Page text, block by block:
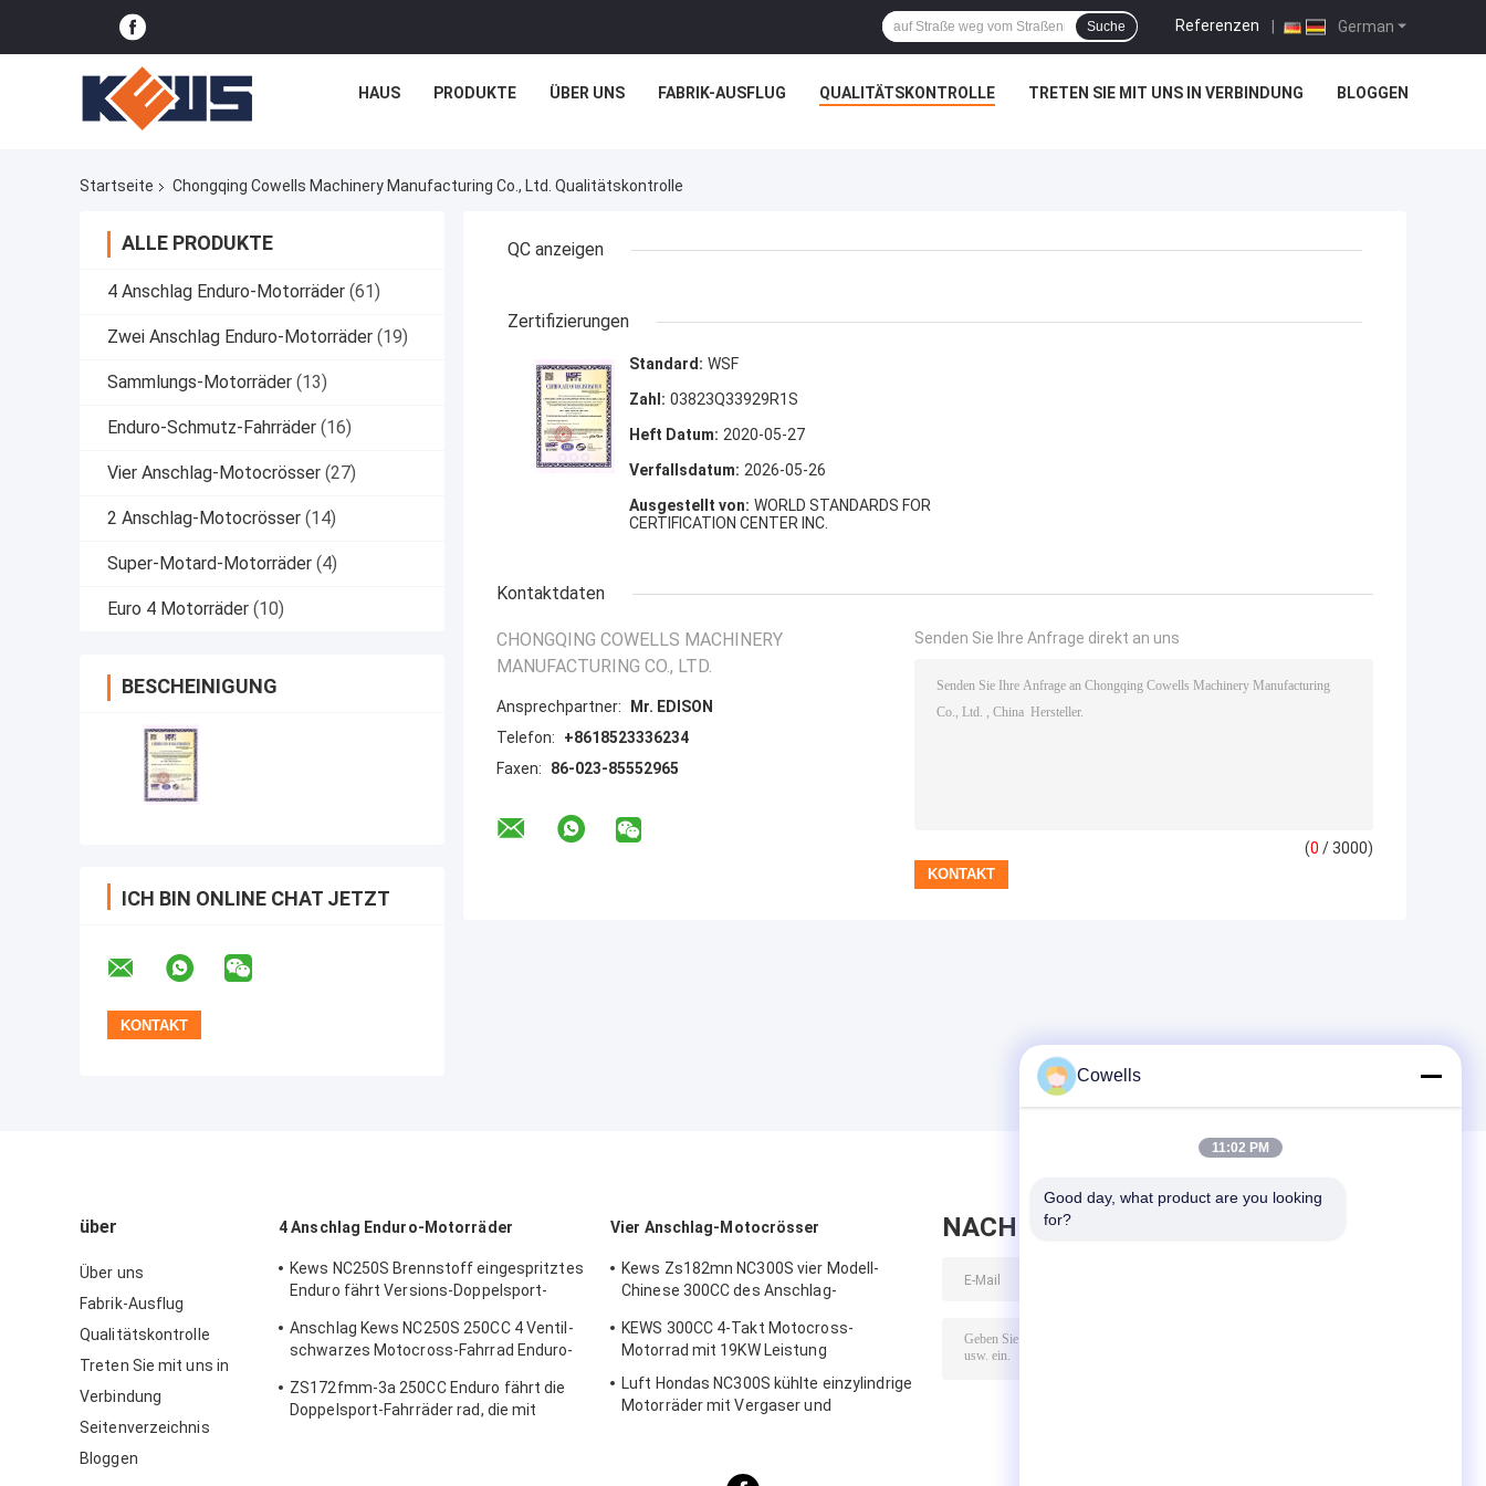
German
Referenzen |
Suche
HAUS PRODUKTE ÜBER UNS FABRIK-AUSFLUG QUALITÄTSKONTROLLE TRETEN SIE MIT UNS IN VERBINDUNG BLOGGEN
Startseite Chongqing Cowells Machinery Manufacturing Co., Ltd. Qualitätskontrolle
ALLE PRODUKTE
4 Anschlag Enduro-Motorräder (61)
Zwei Anschlag Enduro-Motorräder (19)
Sammlungs-Motorräder (13)
Enduro-Schmutz-Fahrräder (16)
Vier Anschlag-Motocrösser (27)
2 Anschlag-Motocrösser (14)
Super-Motard-Motorräder (4)
Euro 4 Motorräder (10)
BESCHEINIGUNG
ICH BIN ONLINE CHAT JETZT
QC anzeigen
Zertifizierungen
Standard: WSF
Zahl: 03823Q33929R1S
Heft Datum: 2020-05-27
Verfallsdatum: 2026-05-26
Ausgestellt von: WORLD STANDARDS FOR
CERTIFICATION CENTER INC.
Kontaktdaten
CHONGQING COWELLS MACHINERY
MANUFACTURING CO., LTD.
Ansprechpartner:
Mr. EDISON
Telefon:
+8618523336234
Faxen:
86-023-85552965
Senden Sie Ihre Anfrage direkt an uns
(0 / 3000)
über
Über uns
Fabrik-Ausflug
Qualitätskontrolle
Treten Sie mit uns in
Verbindung
Seitenverzeichnis
Bloggen
4 Anschlag Enduro-Motorräder
Kews NC250S Brennstoff eingespritztes
Enduro fährt Versions-Doppelsport-
Anschlag Kews NC250S 250CC 4 Ventil-
schwarzes Motocross-Fahrrad Enduro-
ZS172fmm-3a 250CC Enduro fährt die
Doppelsport-Fahrräder rad, die mit
Vier Anschlag-Motocrösser
Kews Zs182mn NC300S vier Modell-
Chinese 300CC des Anschlag-
KEWS 300CC 4-Takt Motocross-
Motorrad mit 19KW Leistung
Luft Hondas NC300S kühlte einzylindrige
Motorräder mit Vergaser und
NACHRICHT HINTERLASSEN
Cowells
11:02 PM
Good day, what product are you looking
for?